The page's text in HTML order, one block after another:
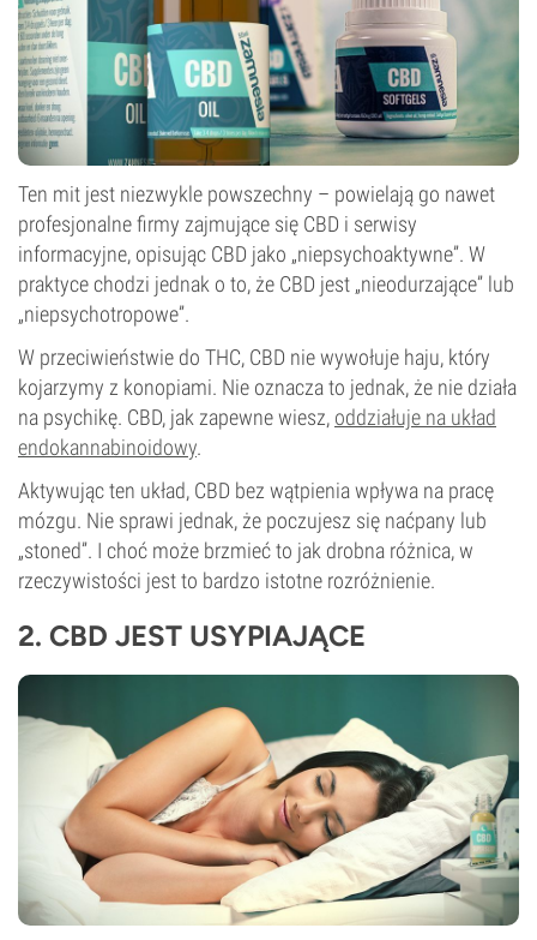
Ten mit jest niezwykle powszechny – powielają go nawet
profesjonalne firmy zajmujące się CBD i serwisy
informacyjne, opisując CBD jako „niepsychoaktywne”. W
praktyce chodzi jednak o to, że CBD jest „nieodurzające” lub
„niepsychotropowe”.
W przeciwieństwie do THC, CBD nie wywołuje haju, który
kojarzymy z konopiami. Nie oznacza to jednak, że nie działa
na psychikę. CBD, jak zapewne wiesz, oddziałuje na układ
endokannabinoidowy.
Aktywując ten układ, CBD bez wątpienia wpływa na pracę
mózgu. Nie sprawi jednak, że poczujesz się naćpany lub
„stoned”. I choć może brzmieć to jak drobna różnica, w
rzeczywistości jest to bardzo istotne rozróżnienie.
2. CBD JEST USYPIAJĄCE